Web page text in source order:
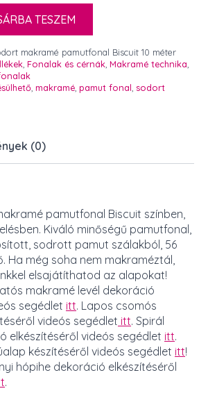
TESZEM
makramé pamutfonal Biscuit 10 méter
Fonalak és cérnák Makramé technika
makramé pamut fonal sodort
(0)
pamutfonal Biscuit színben,
Kiváló minőségű pamutfonal,
sodrott pamut szálakból, 56
Ha még soha nem makraméztál,
elsajátíthatod az alapokat!
makramé levél dekoráció
segédlet itt. Lapos csomós
videós segédlet itt. Spirál
elkészítéséről videós segédlet itt.
készítéséről videós segédlet itt!
hópihe dekoráció elkészítéséről
.